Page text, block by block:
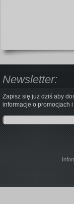
Newsletter:
Zapisz się już dziś aby
informacje o promocjach